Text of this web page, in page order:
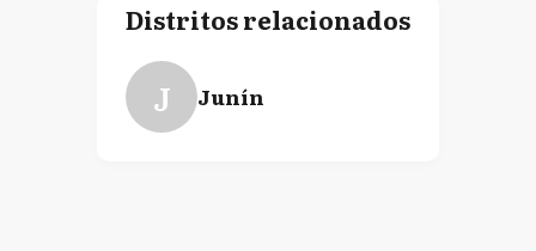
Distritos relacionados
J Junín